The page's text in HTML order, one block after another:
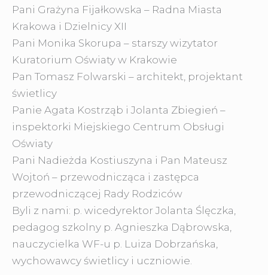
Pani Grażyna Fijałkowska – Radna Miasta
Krakowa i Dzielnicy XII
Pani Monika Skorupa – starszy wizytator
Kuratorium Oświaty w Krakowie
Pan Tomasz Folwarski – architekt, projektant
świetlicy
Panie Agata Kostrząb i Jolanta Zbiegień –
inspektorki Miejskiego Centrum Obsługi
Oświaty
Pani Nadieżda Kostiuszyna i Pan Mateusz
Wojtoń – przewodnicząca i zastępca
przewodniczącej Rady Rodziców
Byli z nami: p. wicedyrektor Jolanta Ślęczka,
pedagog szkolny p. Agnieszka Dąbrowska,
nauczycielka WF-u p. Luiza Dobrzańska,
wychowawcy świetlicy i uczniowie.